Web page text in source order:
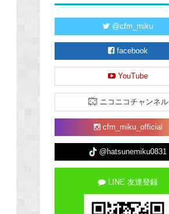
@cfm_miku
facebook
YouTube
ニコニコチャンネル
cfm_miku_official
@hatsunemiku0831
LINE 友達登録